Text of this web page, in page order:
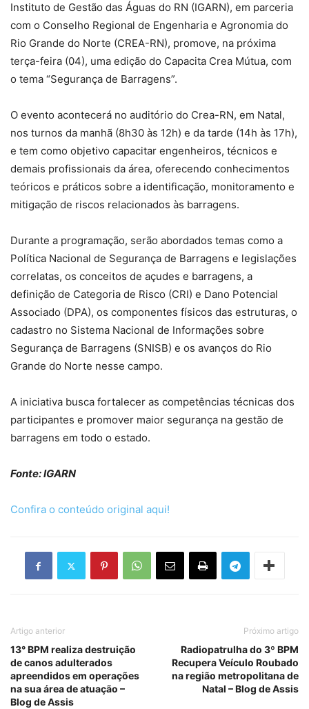
Instituto de Gestão das Águas do RN (IGARN), em parceria
com o Conselho Regional de Engenharia e Agronomia do
Rio Grande do Norte (CREA-RN), promove, na próxima
terça-feira (04), uma edição do Capacita Crea Mútua, com
o tema “Segurança de Barragens”.
O evento acontecerá no auditório do Crea-RN, em Natal,
nos turnos da manhã (8h30 às 12h) e da tarde (14h às 17h),
e tem como objetivo capacitar engenheiros, técnicos e
demais profissionais da área, oferecendo conhecimentos
teóricos e práticos sobre a identificação, monitoramento e
mitigação de riscos relacionados às barragens.
Durante a programação, serão abordados temas como a
Política Nacional de Segurança de Barragens e legislações
correlatas, os conceitos de açudes e barragens, a
definição de Categoria de Risco (CRI) e Dano Potencial
Associado (DPA), os componentes físicos das estruturas, o
cadastro no Sistema Nacional de Informações sobre
Segurança de Barragens (SNISB) e os avanços do Rio
Grande do Norte nesse campo.
A iniciativa busca fortalecer as competências técnicas dos
participantes e promover maior segurança na gestão de
barragens em todo o estado.
Fonte: IGARN
Confira o conteúdo original aqui!
Artigo anterior
13° BPM realiza destruição
de canos adulterados
apreendidos em operações
na sua área de atuação –
Blog de Assis
Próximo artigo
Radiopatrulha do 3º BPM
Recupera Veículo Roubado
na região metropolitana de
Natal – Blog de Assis